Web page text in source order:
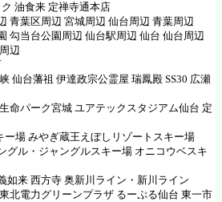
油食来 定禅寺通本店
青葉区周辺 宮城周辺 仙台周辺 青葉周辺
勾当台公園周辺 仙台駅周辺 仙台 仙台周辺
辺
仙台藩祖 伊達政宗公霊屋 瑞鳳殿 SS30 広瀬
命パーク宮城 ユアテックスタジアム仙台 定
ー場 みやぎ蔵王えぼしリゾートスキー場
グル・ジャングルスキー場 オニコウベスキ
如来 西方寺 奥新川ライン・新川ライン
北電力グリーンプラザ るーぷる仙台 東一市